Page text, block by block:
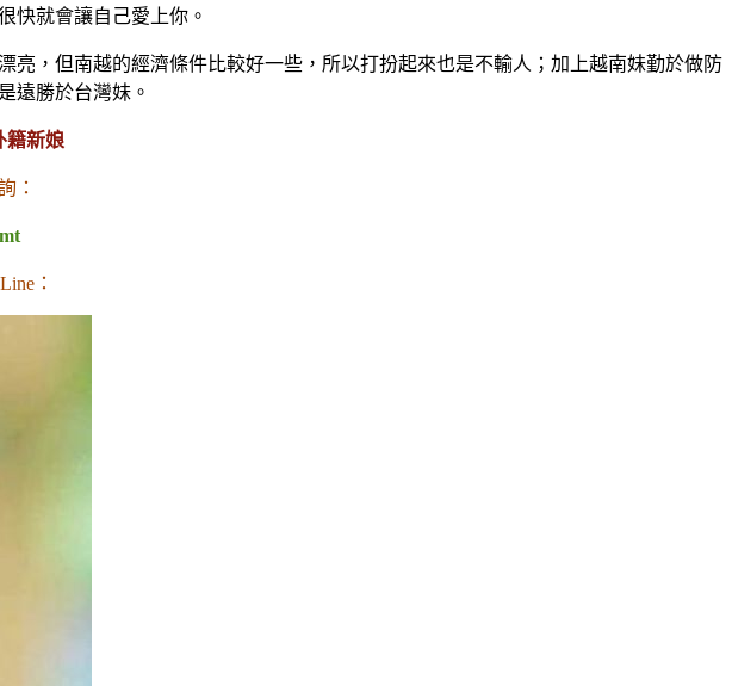
快就會讓自己愛上你。
，但南越的經濟條件比較好一些，所以打扮起來也是不輸人；加上越南妹勤於做防
遠勝於台灣妹。
籍新娘
：
：